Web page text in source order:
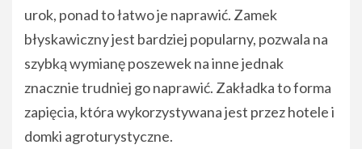
urok, ponad to łatwo je naprawić. Zamek
błyskawiczny jest bardziej popularny, pozwala na
szybką wymianę poszewek na inne jednak
znacznie trudniej go naprawić. Zakładka to forma
zapięcia, która wykorzystywana jest przez hotele i
domki agroturystyczne.